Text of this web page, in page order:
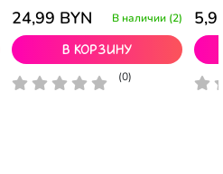
24,99 BYN В наличии (2)
В корзину
(0)